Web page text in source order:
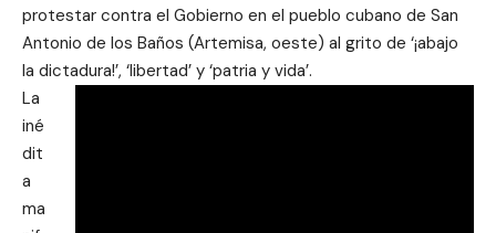
protestar contra el Gobierno en el pueblo cubano de San
Antonio de los Baños (Artemisa, oeste) al grito de ‘¡abajo
la dictadura!’, ‘libertad’ y ‘patria y vida’.
La
iné
dit
a
ma